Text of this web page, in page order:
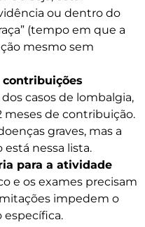
ou dentro do
(tempo em que a
mesmo sem
contribuições
dos casos de lombalgia,
meses de contribuição.
graves, mas a
está nessa lista.
para a atividade
e os exames precisam
impedem o
específica.